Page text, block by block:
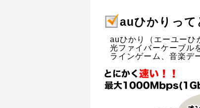
auひかりって
auひかり（エーユーひ
光ファイバーケーブル
ラインゲーム、音楽デ